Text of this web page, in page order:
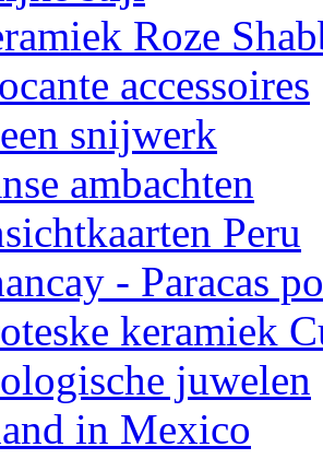
Roze
accessoires
snijwerk
ambachten
Peru
- Paracas
keramiek
juwelen
in Mexico